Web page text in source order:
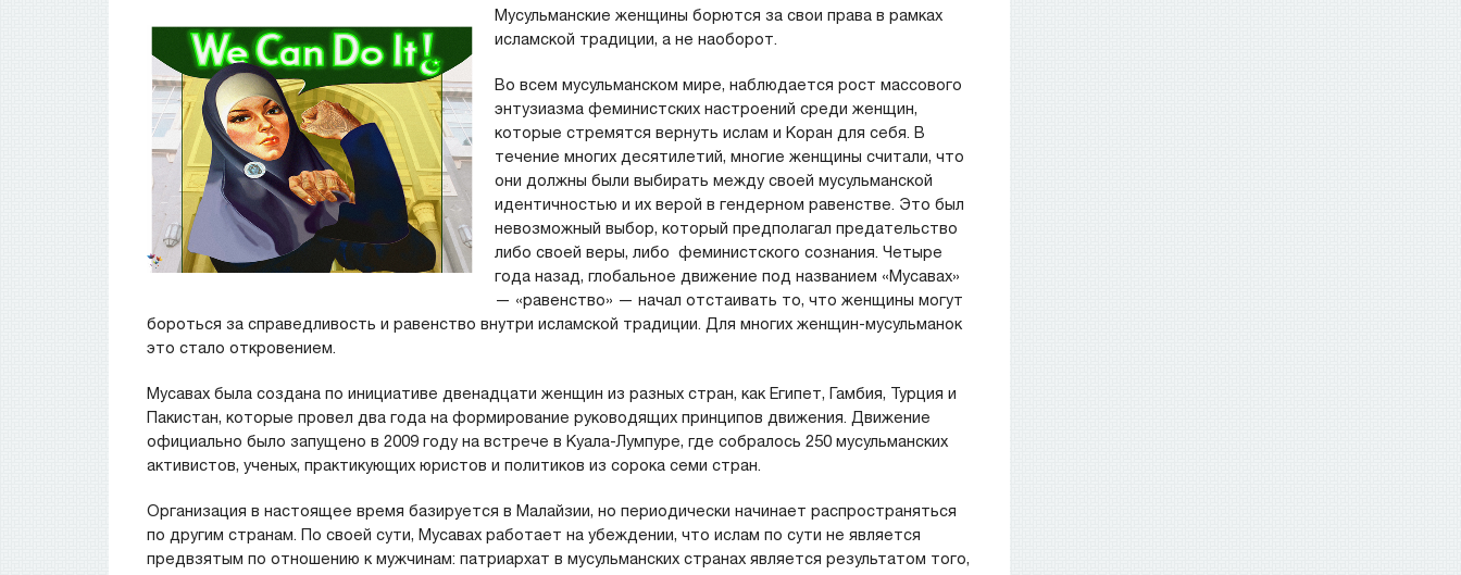
Мусульманские женщины борются за свои права в рамках
исламской традиции, а не наоборот.
Во всем мусульманском мире, наблюдается рост массового
энтузиазма феминистских настроений среди женщин,
которые стремятся вернуть ислам и Коран для себя. В
течение многих десятилетий, многие женщины считали, что
они должны были выбирать между своей мусульманской
идентичностью и их верой в гендерном равенстве. Это был
невозможный выбор, который предполагал предательство
либо своей веры, либо феминистского сознания. Четыре
года назад, глобальное движение под названием «Мусавах»
— «равенство» — начал отстаивать то, что женщины могут
бороться за справедливость и равенство внутри исламской традиции. Для многих женщин-мусульманок
это стало откровением.
Mусавах была создана по инициативе двенадцати женщин из разных стран, как Египет, Гамбия, Турция и
Пакистан, которые провел два года на формирование руководящих принципов движения. Движение
официально было запущено в 2009 году на встрече в Куала-Лумпуре, где собралось 250 мусульманских
активистов, ученых, практикующих юристов и политиков из сорока семи стран.
Организация в настоящее время базируется в Малайзии, но периодически начинает распространяться
по другим странам. По своей сути, Мусавах работает на убеждении, что ислам по сути не является
предвзятым по отношению к мужчинам: патриархат в мусульманских странах является результатом того,